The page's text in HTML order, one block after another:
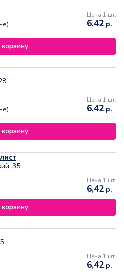
Цена 1 шт.
6,42 р.
Цена 1 шт.
6,42 р.
35
Цена 1 шт.
6,42 р.
Цена 1 шт.
6,42 р.